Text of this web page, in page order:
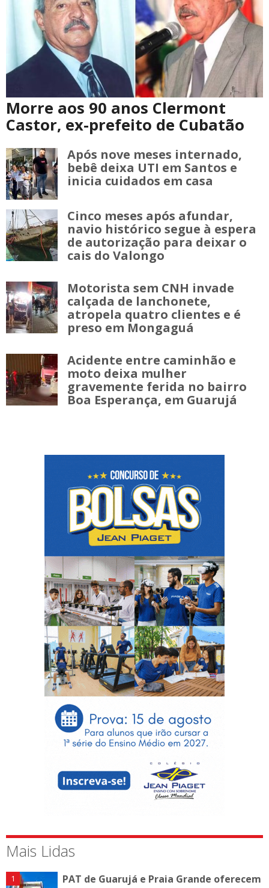
Morre aos 90 anos Clermont
Castor, ex-prefeito de Cubatão
Após nove meses internado,
bebê deixa UTI em Santos e
inicia cuidados em casa
Cinco meses após afundar,
navio histórico segue à espera
de autorização para deixar o
cais do Valongo
Motorista sem CNH invade
calçada de lanchonete,
atropela quatro clientes e é
preso em Mongaguá
Acidente entre caminhão e
moto deixa mulher
gravemente ferida no bairro
Boa Esperança, em Guarujá
Mais Lidas
PAT de Guarujá e Praia Grande oferecem